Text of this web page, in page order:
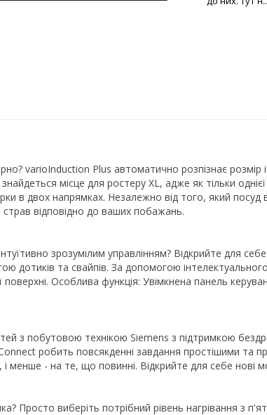
varioInduction Plus автоматично розпізнає розмір
місце для ростеру XL, адже як тільки
в двох напрямках. Незалежно від того, який посуд
відповідно до ваших побажань.
зрозумілим управлінням? Відкрийте для
дотиків та свайпів. За допомогою
Особлива функція: Увімкнена панель
з побутовою технікою Siemens з підтримкою
робить повсякденні завдання простішими та
- на те, що повинні. Відкрийте для себе нові
Просто виберіть потрібний рівень нагрівання з